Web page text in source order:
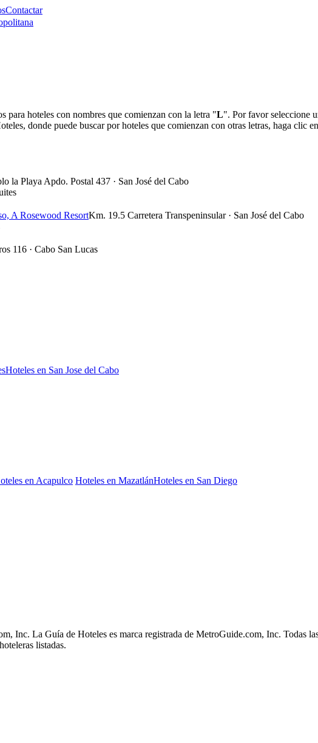
Contactar
hoteles con nombres que comienzan con la letra "L". Por favor seleccione
donde puede buscar por hoteles que comienzan con otras letras, haga clic
la Playa Apdo. Postal 437 · San José del Cabo
A Rosewood ResortKm. 19.5 Carretera Transpeninsular · San José del Cabo
116 · Cabo San Lucas
Hoteles en San Jose del Cabo
en Acapulco Hoteles en MazatlánHoteles en San Diego
Inc. La Guía de Hoteles es marca registrada de MetroGuide.com, Inc. Todas
listadas.